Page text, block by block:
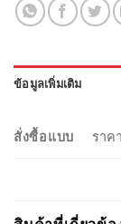
ข้อมูลเพิ่มเติม
สั่งซื้อแบบ ราค